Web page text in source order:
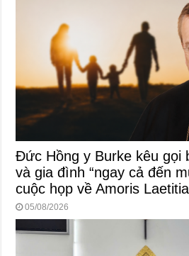
Đức Hồng y Burke kêu gọi
và gia đình “ngay cả đến
cuộc họp về Amoris Laetitia
05/08/2026